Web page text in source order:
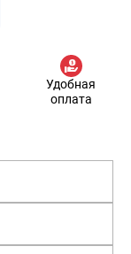
Удобная
оплата